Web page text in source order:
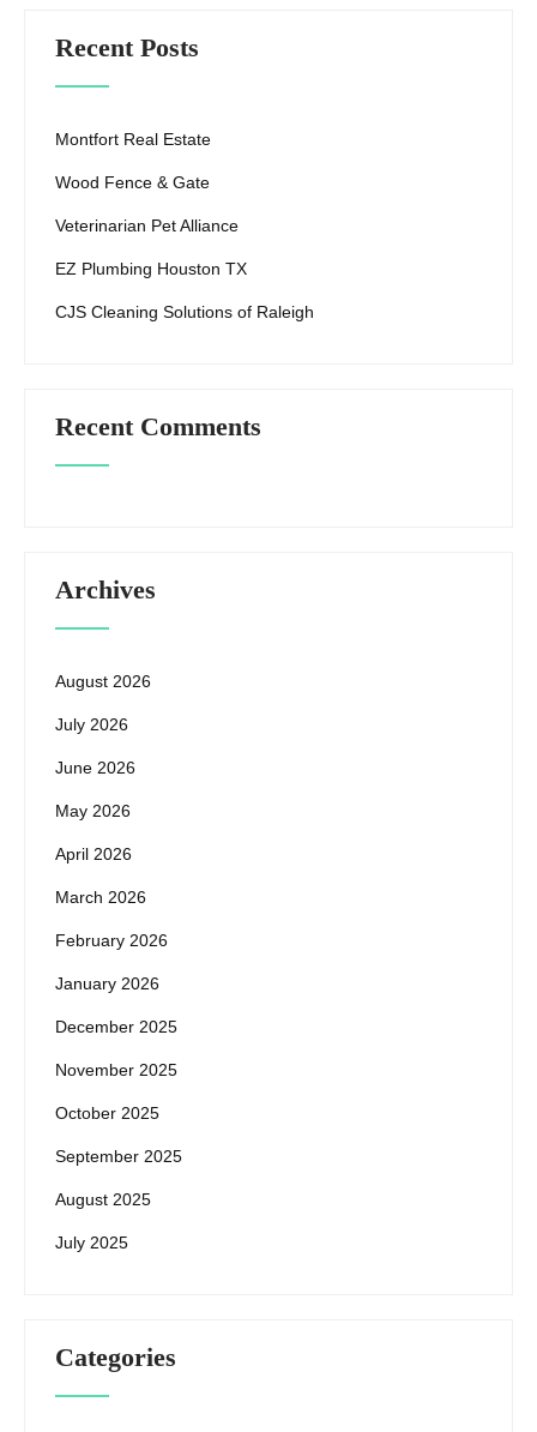
Recent Posts
Montfort Real Estate
Wood Fence & Gate
Veterinarian Pet Alliance
EZ Plumbing Houston TX
CJS Cleaning Solutions of Raleigh
Recent Comments
Archives
August 2026
July 2026
June 2026
May 2026
April 2026
March 2026
February 2026
January 2026
December 2025
November 2025
October 2025
September 2025
August 2025
July 2025
Categories